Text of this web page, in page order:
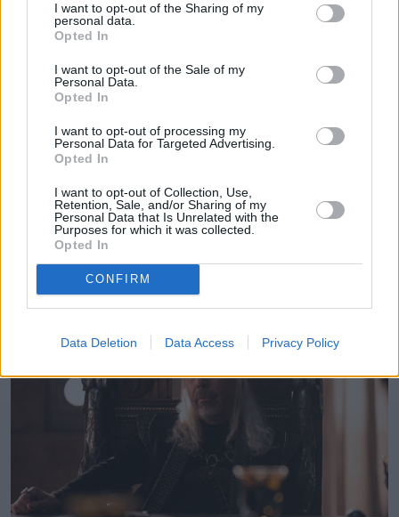
I want to opt-out of the Sharing of my
personal data.
Opted In
I want to opt-out of the Sale of my
Personal Data.
Opted In
I want to opt-out of processing my
Personal Data for Targeted Advertising.
Opted In
I want to opt-out of Collection, Use,
Retention, Sale, and/or Sharing of my
Personal Data that Is Unrelated with the
Purposes for which it was collected.
Opted In
CONFIRM
Data Deletion Data Access Privacy Policy
Pociągiem z Polski do Włoch?!
Nowość od PKP Intercity! |
kierunek:PODRÓŻE